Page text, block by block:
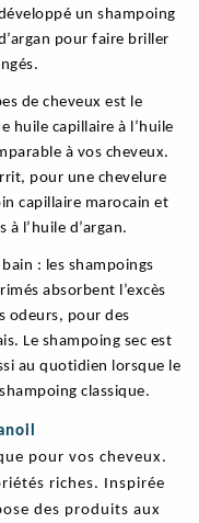
un shampoing
pour faire briller
de cheveux est le
huile capillaire à l’huile
à vos cheveux.
pour une chevelure
capillaire marocain et
l’huile d’argan.
: les shampoings
absorbent l’excès
odeurs, pour des
Le shampoing sec est
au quotidien lorsque le
classique.
pour vos cheveux.
riches. Inspirée
des produits aux